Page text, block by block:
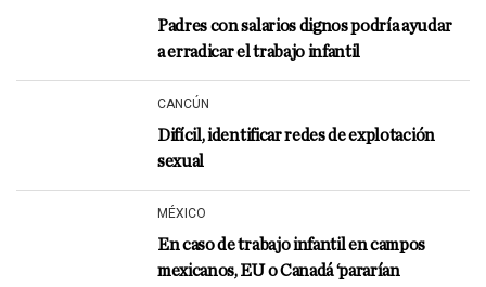
Padres con salarios dignos podría ayudar
a erradicar el trabajo infantil
CANCÚN
Difícil, identificar redes de explotación
sexual
MÉXICO
En caso de trabajo infantil en campos
mexicanos, EU o Canadá ‘pararían